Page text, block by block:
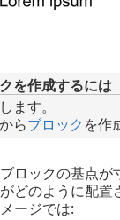
を作成するには
ます。
らブロック を作
ロックの基点が
どのように配置
ージでは: